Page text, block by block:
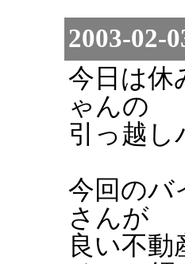
2003-
今日は休
ゃんの
引っ越し
今回のバ
さんが
良い不